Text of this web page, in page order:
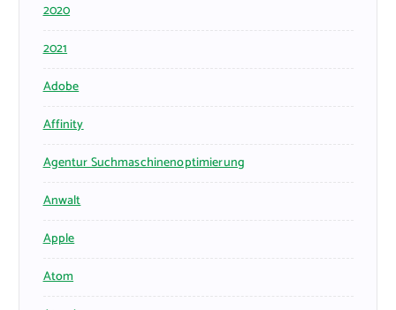
2020
2021
Adobe
Affinity
Agentur Suchmaschinenoptimierung
Anwalt
Apple
Atom